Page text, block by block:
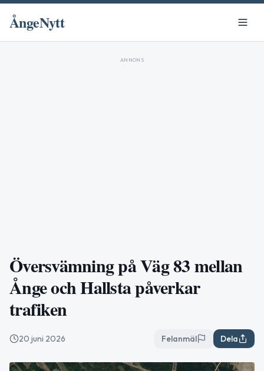
ÅngeNytt
ANNONS
Översvämning på Väg 83 mellan
Ånge och Hallsta påverkar
trafiken
20 juni 2026 Felanmäl Dela